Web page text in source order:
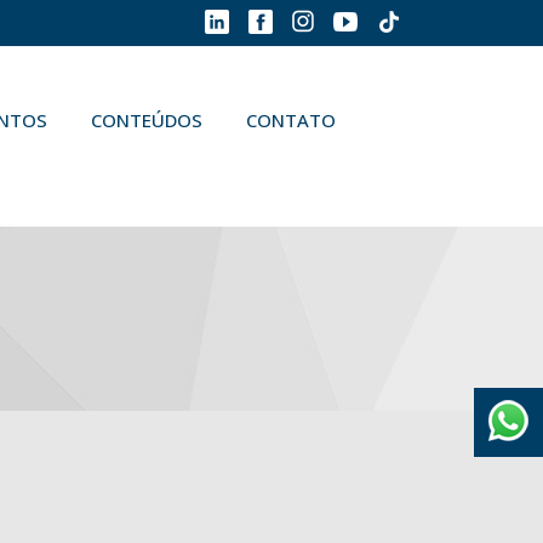
CONTEÚDOS CONTATO